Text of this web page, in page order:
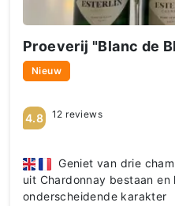
Proeverij "Blanc de
Nieuw
Geniet van drie
uit Chardonnay bestaan
onderscheidende karakter
4.8 12 reviews